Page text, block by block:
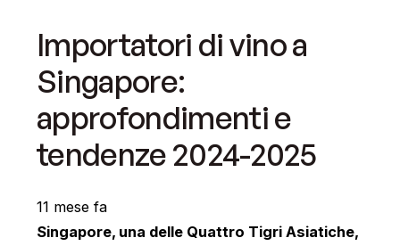
Importatori di vino a
Singapore:
approfondimenti e
tendenze 2024-2025
11 mese fa
Singapore, una delle Quattro Tigri Asiatiche,